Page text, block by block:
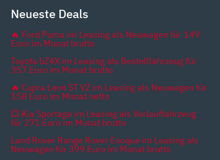
Neueste Deals
🔥 Ford Puma im Leasing als Neuwagen für 149
Euro im Monat brutto
Toyota bZ4X im Leasing als Bestellfahrzeug für
357 Euro im Monat brutto
🔥 Cupra Leon ST VZ im Leasing als Neuwagen für
158 Euro im Monat netto
💥 Kia Sportage im Leasing als Vorlauffahrzeug
für 271 Euro im Monat brutto
Land Rover Range Rover Evoque im Leasing als
Neuwagen für 399 Euro im Monat brutto